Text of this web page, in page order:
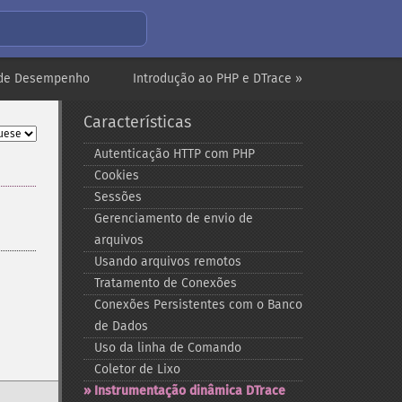
Introdução ao PHP e DTrace »
Desempenho
Características
Autenticação HTTP com PHP
Cookies
Sessões
Gerenciamento de envio de
arquivos
Usando arquivos remotos
Tratamento de Conexões
Conexões Persistentes com o Banco
de Dados
Uso da linha de Comando
Coletor de Lixo
Instrumentação dinâmica DTrace